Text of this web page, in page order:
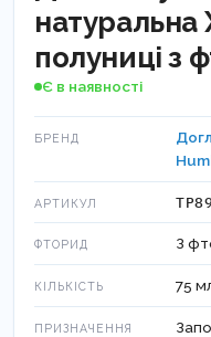
натуральна
полуниці з
Є в наявності
БРЕНД
АРТИКУЛ
ФТОРИД З
КІЛЬКІСТЬ 75
ПРИЗНАЧЕННЯ